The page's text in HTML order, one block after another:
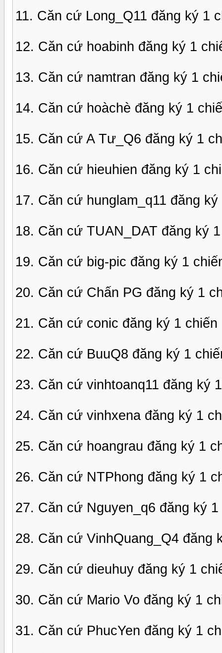
11. Căn cứ Long_Q11 đăng ký 1
12. Căn cứ hoabinh đăng ký 1
13. Căn cứ namtran đăng ký 1
14. Căn cứ hoàchè đăng ký 1
15. Căn cứ A Tư_Q6 đăng ký 1
16. Căn cứ hieuhien đăng ký 1
17. Căn cứ hunglam_q11 đăng
18. Căn cứ TUAN_DAT đăng ký
19. Căn cứ big-pic đăng ký 1
20. Căn cứ Chấn PG đăng ký 1
21. Căn cứ conic đăng ký 1
22. Căn cứ BuuQ8 đăng ký 1
23. Căn cứ vinhtoanq11 đăng ký
24. Căn cứ vinhxena đăng ký 1
25. Căn cứ hoangrau đăng ký 1
26. Căn cứ NTPhong đăng ký 1
27. Căn cứ Nguyen_q6 đăng ký
28. Căn cứ VinhQuang_Q4 đăng
29. Căn cứ dieuhuy đăng ký 1
30. Căn cứ Mario Vo đăng ký 1
31. Căn cứ PhucYen đăng ký 1